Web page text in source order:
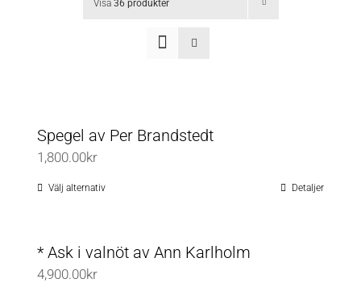
Visa 36 produkter
Spegel av Per Brandstedt
1,800.00kr
Välj alternativDen
har
Detaljer
* Ask i valnöt av Ann Karlholm
4,900.00kr